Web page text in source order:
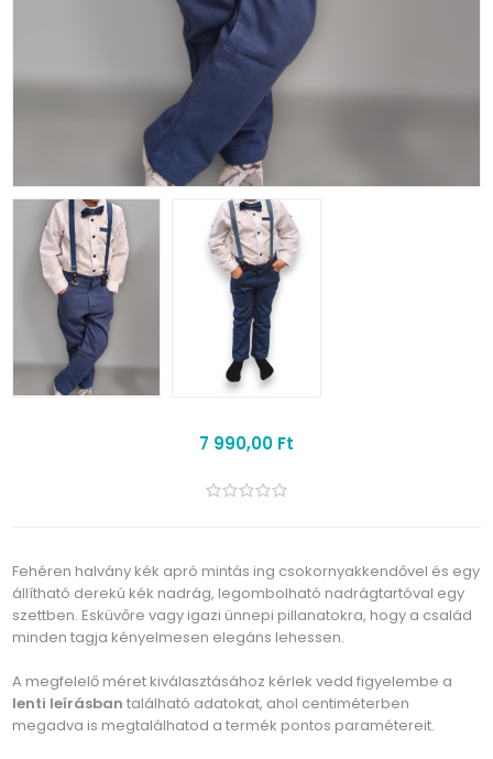
7 990,00 Ft
Fehéren halvány kék apró mintás ing csokornyakkendővel és egy
állítható derekú kék nadrág, legombolható nadrágtartóval egy
szettben. Esküvőre vagy igazi ünnepi pillanatokra, hogy a család
minden tagja kényelmesen elegáns lehessen.
A megfelelő méret kiválasztásához kérlek vedd figyelembe a
lenti leírásban található adatokat, ahol centiméterben
megadva is megtalálhatod a termék pontos paramétereit.